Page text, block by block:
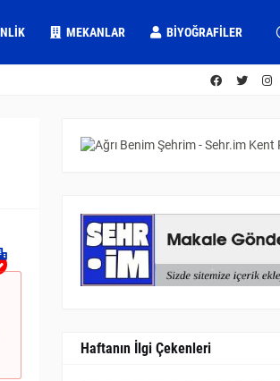
MEKANLAR BIYOĞRAFILER
Haftanın İlgi Çekenleri